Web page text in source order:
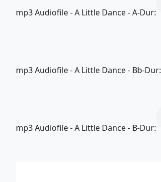
mp3 Audiofile - A Little Dance - A-Dur:
mp3 Audiofile - A Little Dance - Bb-Dur:
mp3 Audiofile - A Little Dance - B-Dur: